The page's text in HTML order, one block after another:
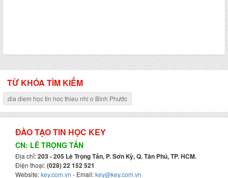
TỪ KHÓA TÌM KIẾM
dia diem học tin hoc thieu nhi o Bình Phước
ĐÀO TẠO TIN HỌC KEY
CN: LÊ TRỌNG TẤN
Địa chỉ:203 - 205 Lê Trọng Tấn, P. Sơn Kỳ, Q. Tân Phú, TP. HCM.
Điện thoại:(028) 22 152 521
Website:key.com.vn - Email:key@key.com.vn